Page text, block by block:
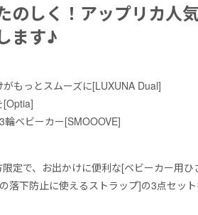
のしく！アップリカ人
ます♪
もっとスムーズに[LUXUNA Dual]
[Optia]
ベビーカー[SMOOOVE]
定で、お出かけに便利な[ベビーカー用
下防止に使えるストラップ]の3点セッ